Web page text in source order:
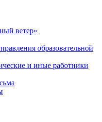
ветер»
образовательной
и иные работники